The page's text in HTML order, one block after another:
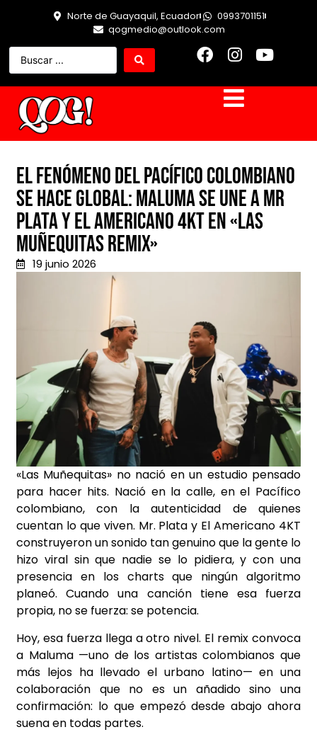
Norte de Guayaquil, Ecuador
0993701151
qogmedio@outlook.com
EL FENÓMENO DEL PACÍFICO COLOMBIANO
SE HACE GLOBAL: MALUMA SE UNE A MR
PLATA Y EL AMERICANO 4KT EN «LAS
MUÑEQUITAS REMIX»
19 junio 2026
«Las Muñequitas» no nació en un estudio pensado
para hacer hits. Nació en la calle, en el Pacífico
colombiano, con la autenticidad de quienes
cuentan lo que viven. Mr. Plata y El Americano 4KT
construyeron un sonido tan genuino que la gente lo
hizo viral sin que nadie se lo pidiera, y con una
presencia en los charts que ningún algoritmo
planeó. Cuando una canción tiene esa fuerza
propia, no se fuerza: se potencia.
Hoy, esa fuerza llega a otro nivel. El remix convoca
a Maluma —uno de los artistas colombianos que
más lejos ha llevado el urbano latino— en una
colaboración que no es un añadido sino una
confirmación: lo que empezó desde abajo ahora
suena en todas partes.